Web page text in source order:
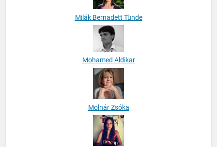
Milák Bernadett Tünde
Mohamed Aldikar
Molnár Zsóka